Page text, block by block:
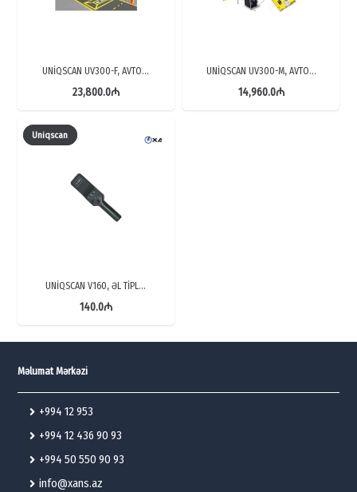
UNİQSCAN UV300-F, AVTO…
23,800.0₼
UNİQSCAN UV300-M, AVTO…
14,960.0₼
Uniqscan
UNİQSCAN V160, ƏL TİPL…
140.0₼
Məlumat Mərkəzi
+994 12 953
+994 12 436 90 93
+994 50 550 90 93
info@xans.az